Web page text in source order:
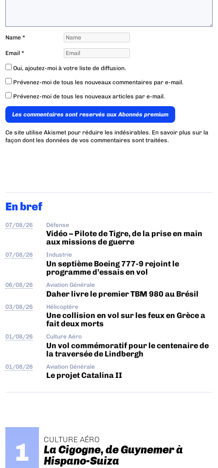
Name*
Email*
Oui, ajoutez-moi à votre liste de diffusion.
Prévenez-moi de tous les nouveaux commentaires par e-mail.
Prévenez-moi de tous les nouveaux articles par e-mail.
Les commentaires sont reservés aux Abonnés premium
Ce site utilise Akismet pour réduire les indésirables. En savoir plus sur la
façon dont les données de vos commentaires sont traitées.
En bref
07/08/26 Défense
Vidéo – Pilote de Tigre, de la prise en main
aux missions de guerre
07/08/26 Industrie
Un septième Boeing 777-9 rejoint le
programme d’essais en vol
06/08/26 Aviation Générale
Daher livre le premier TBM 980 au Brésil
03/08/26 Hélicoptère
Une collision en vol sur les feux en Grèce a
fait deux morts
01/08/26 Culture Aéro
Un vol commémoratif pour le centenaire de
la traversée de Lindbergh
01/08/26 Aviation Générale
Le projet Catalina II
CULTURE AÉRO
La Cigogne, de Guynemer à
Hispano-Suiza